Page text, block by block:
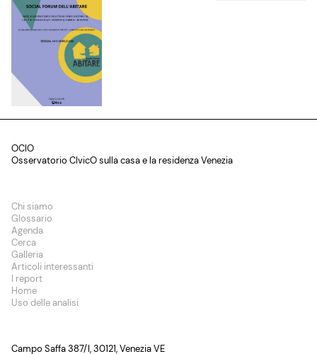
OCIO
Osservatorio CIvicO sulla casa e la residenza Venezia
Chi siamo
Glossario
Agenda
Cerca
Galleria
Articoli interessanti
I report
Home
Uso delle analisi
Campo Saffa 387/I, 30121, Venezia VE